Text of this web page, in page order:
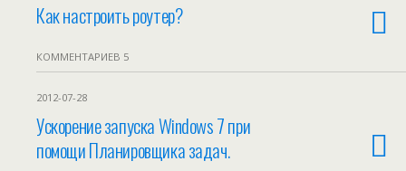
Как настроить роутер?
КОММЕНТАРИЕВ 5
2012-07-28
Ускорение запуска Windows 7 при
помощи Планировщика задач.